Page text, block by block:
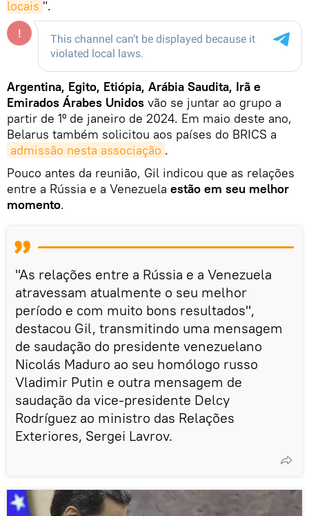
locais ".
Argentina, Egito, Etiópia, Arábia Saudita, Irã e
Emirados Árabes Unidos vão se juntar ao grupo a
partir de 1º de janeiro de 2024. Em maio deste ano,
Belarus também solicitou aos países do BRICS a
admissão nesta associação .
Pouco antes da reunião, Gil indicou que as relações
entre a Rússia e a Venezuela estão em seu melhor
momento.
"As relações entre a Rússia e a Venezuela
atravessam atualmente o seu melhor
período e com muito bons resultados",
destacou Gil, transmitindo uma mensagem
de saudação do presidente venezuelano
Nicolás Maduro ao seu homólogo russo
Vladimir Putin e outra mensagem de
saudação da vice-presidente Delcy
Rodríguez ao ministro das Relações
Exteriores, Sergei Lavrov.